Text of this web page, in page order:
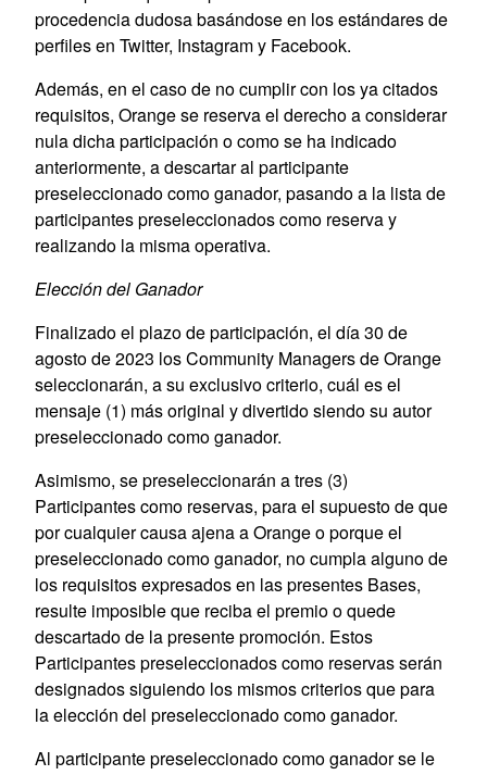
procedencia dudosa basándose en los estándares de
perfiles en Twitter, Instagram y Facebook.
Además, en el caso de no cumplir con los ya citados
requisitos, Orange se reserva el derecho a considerar
nula dicha participación o como se ha indicado
anteriormente, a descartar al participante
preseleccionado como ganador, pasando a la lista de
participantes preseleccionados como reserva y
realizando la misma operativa.
Elección del Ganador
Finalizado el plazo de participación, el día 30 de
agosto de 2023 los Community Managers de Orange
seleccionarán, a su exclusivo criterio, cuál es el
mensaje (1) más original y divertido siendo su autor
preseleccionado como ganador.
Asimismo, se preseleccionarán a tres (3)
Participantes como reservas, para el supuesto de que
por cualquier causa ajena a Orange o porque el
preseleccionado como ganador, no cumpla alguno de
los requisitos expresados en las presentes Bases,
resulte imposible que reciba el premio o quede
descartado de la presente promoción. Estos
Participantes preseleccionados como reservas serán
designados siguiendo los mismos criterios que para
la elección del preseleccionado como ganador.
Al participante preseleccionado como ganador se le